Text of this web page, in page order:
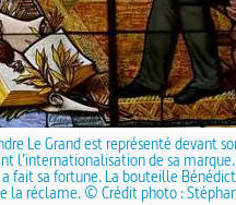
Le Grand est représenté devant
l’internationalisation de sa
fait sa fortune. La bouteille
la réclame. © Crédit photo :